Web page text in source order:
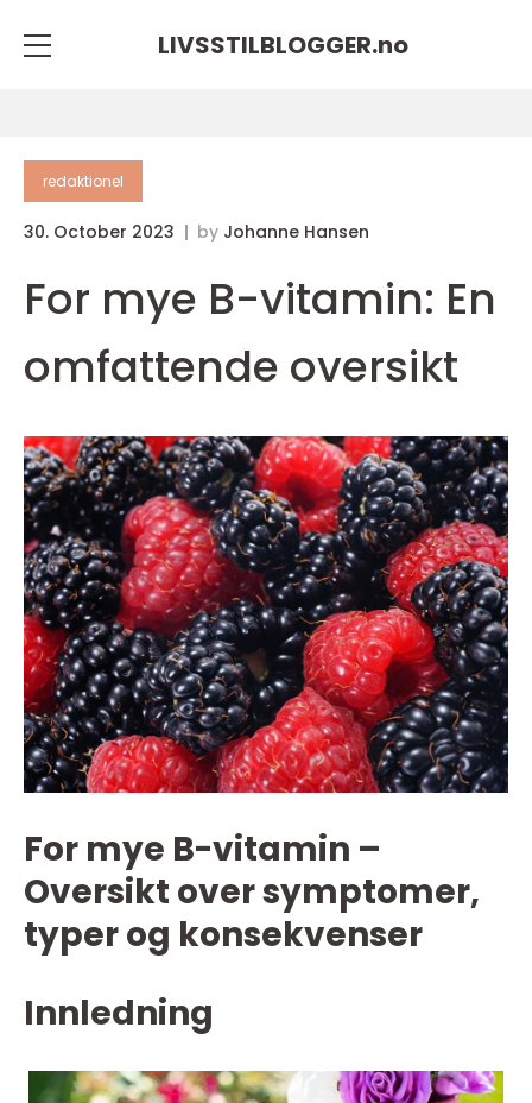
LIVSSTILBLOGGER.no
redaktionel
30. October 2023 by Johanne Hansen
For mye B-vitamin: En
omfattende oversikt
For mye B-vitamin –
Oversikt over symptomer,
typer og konsekvenser
Innledning